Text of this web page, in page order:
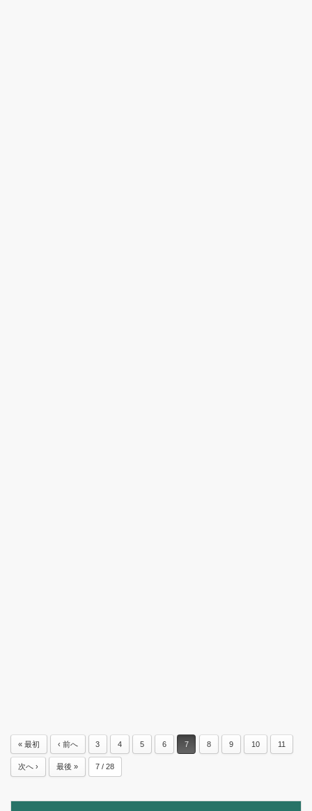
« 最初 ‹ 前へ 3 4 5 6 7 8 9 10 11
次へ › 最後 » 7 / 28